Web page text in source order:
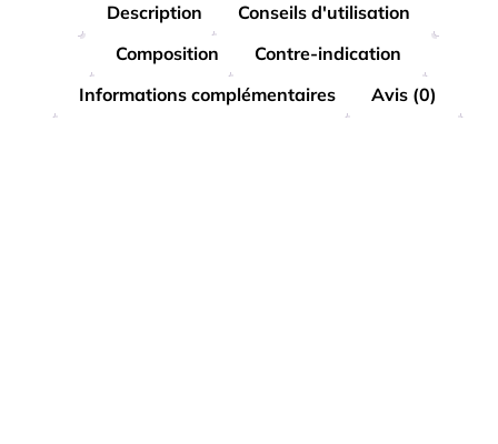
Description
Conseils d'utilisation
Composition
Contre-indication
Informations complémentaires
Avis (0)